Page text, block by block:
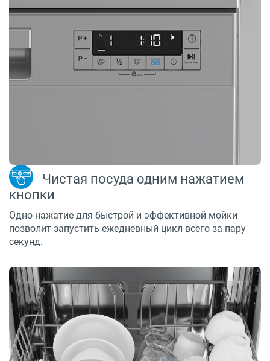
Чистая посуда одним нажатием
кнопки
Одно нажатие для быстрой и эффективной мойки
позволит запустить ежедневный цикл всего за пару
секунд.